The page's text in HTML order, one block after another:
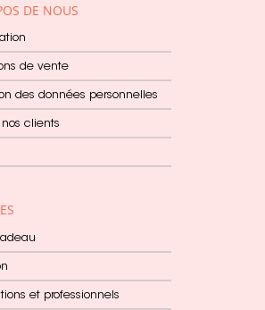
DE NOUS
de vente
des données personnelles
clients
et professionnels